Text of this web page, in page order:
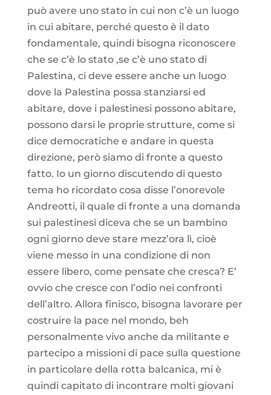
può avere uno stato in cui non c’è un luogo
in cui abitare, perché questo è il dato
fondamentale, quindi bisogna riconoscere
che se c’è lo stato ,se c’è uno stato di
Palestina, ci deve essere anche un luogo
dove la Palestina possa stanziarsi ed
abitare, dove i palestinesi possono abitare,
possono darsi le proprie strutture, come si
dice democratiche e andare in questa
direzione, però siamo di fronte a questo
fatto. Io un giorno discutendo di questo
tema ho ricordato cosa disse l’onorevole
Andreotti, il quale di fronte a una domanda
sui palestinesi diceva che se un bambino
ogni giorno deve stare mezz’ora lì, cioè
viene messo in una condizione di non
essere libero, come pensate che cresca? E’
ovvio che cresce con l’odio nei confronti
dell’altro. Allora finisco, bisogna lavorare per
costruire la pace nel mondo, beh
personalmente vivo anche da militante e
partecipo a missioni di pace sulla questione
in particolare della rotta balcanica, mi è
quindi capitato di incontrare molti giovani